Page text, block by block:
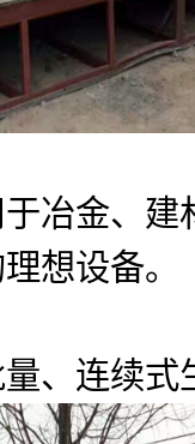
冶金、
想设备。
、连续